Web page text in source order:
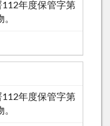
年度保管字第
年度保管字第